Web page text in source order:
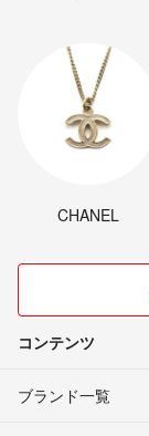
CHANEL
コンテンツ
ブランド一覧